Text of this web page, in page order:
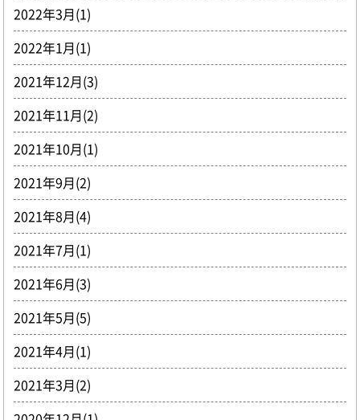
2022年3月(1)
2022年1月(1)
2021年12月(3)
2021年11月(2)
2021年10月(1)
2021年9月(2)
2021年8月(4)
2021年7月(1)
2021年6月(3)
2021年5月(5)
2021年4月(1)
2021年3月(2)